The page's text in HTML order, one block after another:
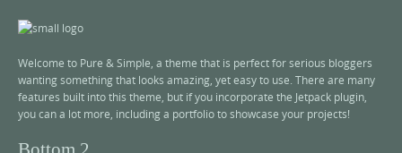
Welcome to Pure & Simple, a theme that is perfect for serious bloggers
wanting something that looks amazing, yet easy to use. There are many
features built into this theme, but if you incorporate the Jetpack plugin,
you can a lot more, including a portfolio to showcase your projects!